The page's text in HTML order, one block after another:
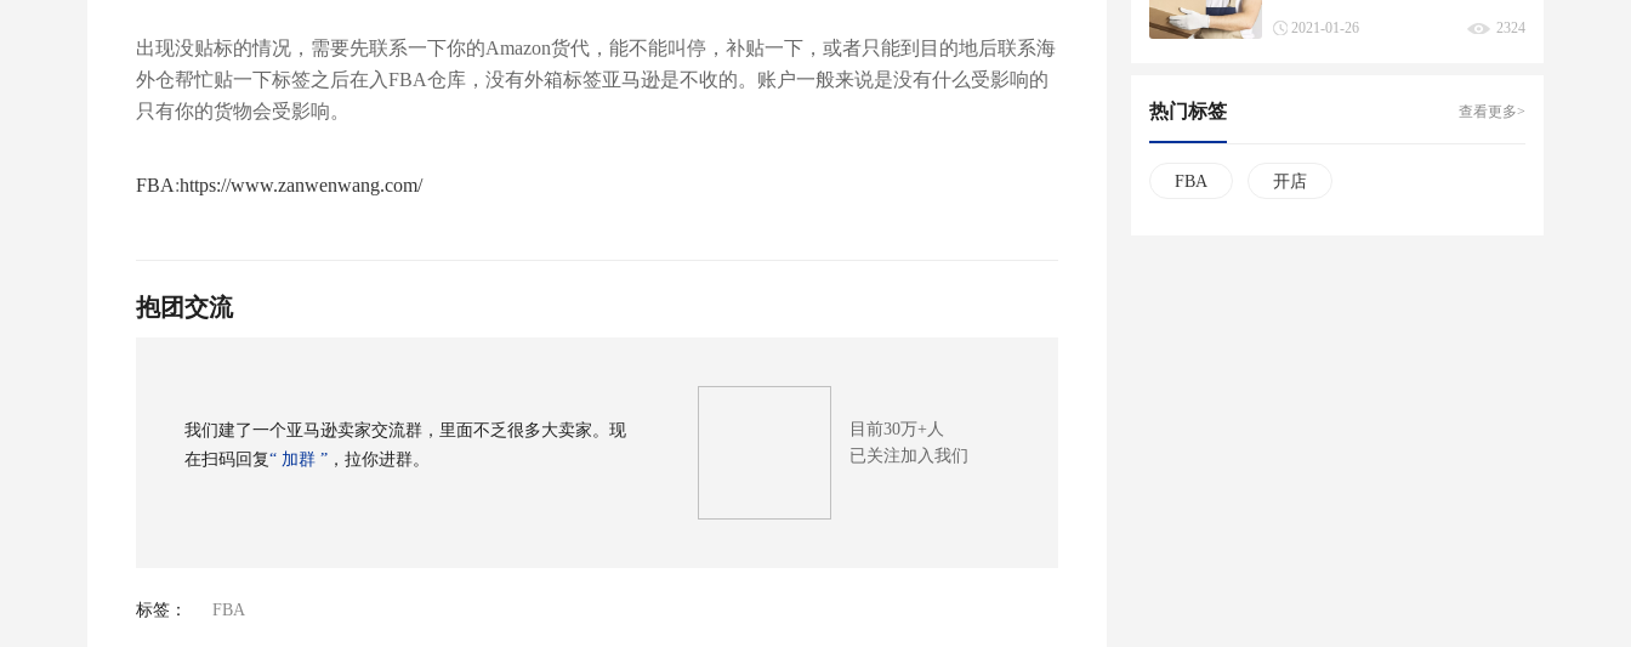
出现没贴标的情况，需要先联系一下你的Amazon货代，能不能叫停，补贴一下，或者只能到目的地后联系海
外仓帮忙贴一下标签之后在入FBA仓库，没有外箱标签亚马逊是不收的。账户一般来说是没有什么受影响的
只有你的货物会受影响。
FBA:https://www.zanwenwang.com/
抱团交流
我们建了一个亚马逊卖家交流群，里面不乏很多大卖家。现
在扫码回复“ 加群 ” ，拉你进群。
目前30万+人
已关注加入我们
标签： FBA
2021-01-26 2324
热门标签 查看更多>
FBA 开店